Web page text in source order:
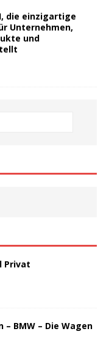
die einzigartige
Unternehmen,
und
Privat
– BMW – Die Wagen